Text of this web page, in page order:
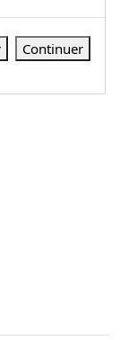
Continuer